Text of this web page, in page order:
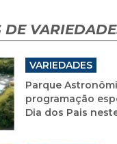
VARIEDADES
Parque
programação
Dia dos Pais